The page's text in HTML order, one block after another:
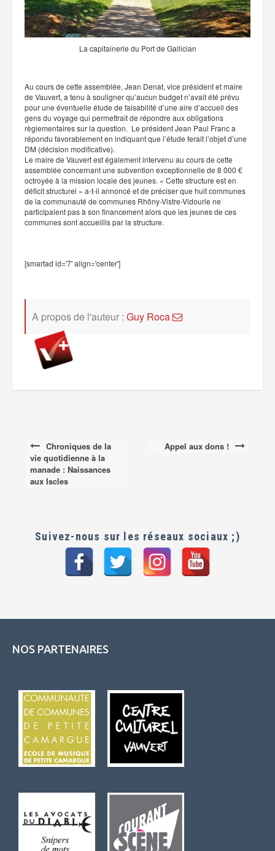
La capitainerie du Port de Gallician
Au cours de cette assemblée, Jean Denat, vice président et maire
de Vauvert, a tenu à souligner qu’aucun budget n’avait été prévu
pour une éventuelle étude de faisabilité d’une aire d’accueil des
gens du voyage qui permettrait de répondre aux obligations
règlementaires sur la question. Le président Jean Paul Franc a
répondu favorablement en indiquant que l’étude ferait l’objet d’une
DM (décision modificative).
Le maire de Vauvert est également intervenu au cours de cette
assemblée concernant une subvention exceptionnelle de 8 000 €
octroyée à la mission locale des jeunes. « Cette structure est en
déficit structurel » a-t-il annoncé et de préciser que huit communes
de la communauté de communes Rhôny-Vistre-Vidourle ne
participaient pas à son financement alors que les jeunes de ces
communes sont accueillis par la structure.
[smartad id='7' align='center']
A propos de l'auteur : Guy Roca
Post
navigation
Chroniques de la
vie quotidienne à la
manade : Naissances
aux Iscles
Appel aux dons !
Suivez-nous sur les réseaux sociaux ;)
NOS PARTENAIRES